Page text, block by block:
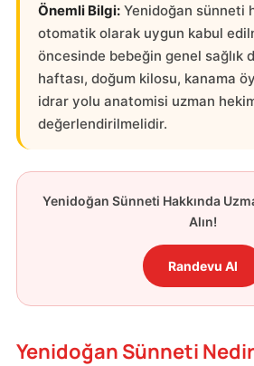
Önemli Bilgi: Yenidoğan sünneti
otomatik olarak uygun kabul
öncesinde bebeğin genel sağlık
haftası, doğum kilosu, kanama
idrar yolu anatomisi uzman
değerlendirilmelidir.
Yenidoğan Sünneti Hakkında
Alın!
Randevu Al
Yenidoğan Sünneti